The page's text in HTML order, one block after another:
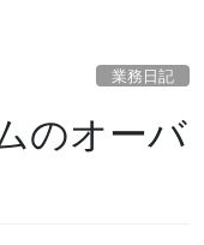
業務日記
のオーバ